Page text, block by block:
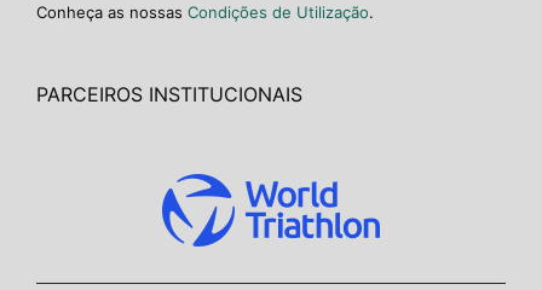
Conheça as nossas Condições de Utilização.
PARCEIROS INSTITUCIONAIS